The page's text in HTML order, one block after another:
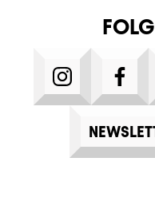
INSTAGRAM